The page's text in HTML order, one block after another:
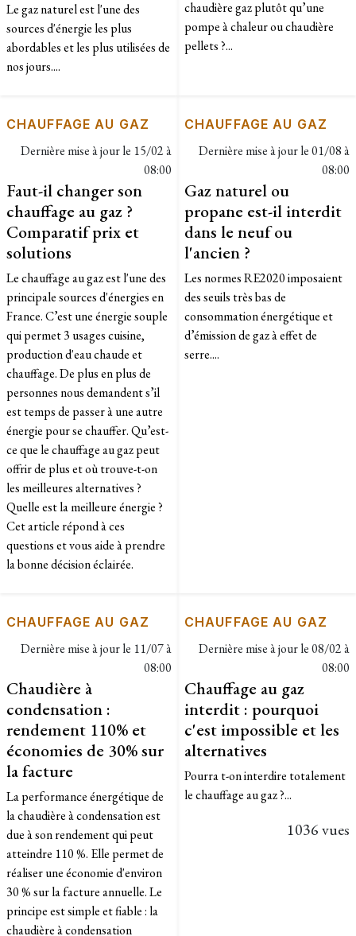
Le gaz naturel est l'une des
sources d'énergie les plus
abordables et les plus utilisées de
nos jours....
chaudière gaz plutôt qu’une
pompe à chaleur ou chaudière
pellets ?...
CHAUFFAGE AU GAZ
Dernière mise à jour le 15/02 à
08:00
Faut-il changer son
chauffage au gaz ?
Comparatif prix et
solutions
Le chauffage au gaz est l'une des
principale sources d'énergies en
France. C’est une énergie souple
qui permet 3 usages cuisine,
production d'eau chaude et
chauffage. De plus en plus de
personnes nous demandent s’il
est temps de passer à une autre
énergie pour se chauffer. Qu’est-
ce que le chauffage au gaz peut
offrir de plus et où trouve-t-on
les meilleures alternatives ?
Quelle est la meilleure énergie ?
Cet article répond à ces
questions et vous aide à prendre
la bonne décision éclairée.
CHAUFFAGE AU GAZ
Dernière mise à jour le01/08 à
08:00
Gaz naturel ou
propane est-il interdit
dans le neuf ou
l'ancien ?
Les normes RE2020 imposaient
des seuils très bas de
consommation énergétique et
d’émission de gaz à effet de
serre....
CHAUFFAGE AU GAZ
Dernière mise à jour le 11/07 à
08:00
Chaudière à
condensation :
rendement 110% et
économies de 30% sur
la facture
La performance énergétique de
la chaudière à condensation est
due à son rendement qui peut
atteindre 110 %. Elle permet de
réaliser une économie d'environ
30 % sur la facture annuelle. Le
principe est simple et fiable : la
chaudière à condensation
CHAUFFAGE AU GAZ
Dernière mise à jour le08/02 à
08:00
Chauffage au gaz
interdit : pourquoi
c'est impossible et les
alternatives
Pourra t-on interdire totalement
le chauffage au gaz ?...
1036 vues